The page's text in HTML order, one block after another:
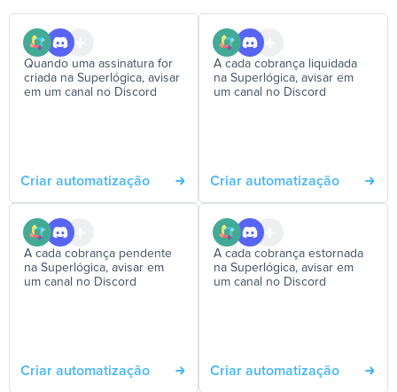
Quando uma assinatura for
criada na Superlógica, avisar
em um canal no Discord
Criar automatização
A cada cobrança liquidada
na Superlógica, avisar em
um canal no Discord
Criar automatização
A cada cobrança pendente
na Superlógica, avisar em
um canal no Discord
Criar automatização
A cada cobrança estornada
na Superlógica, avisar em
um canal no Discord
Criar automatização